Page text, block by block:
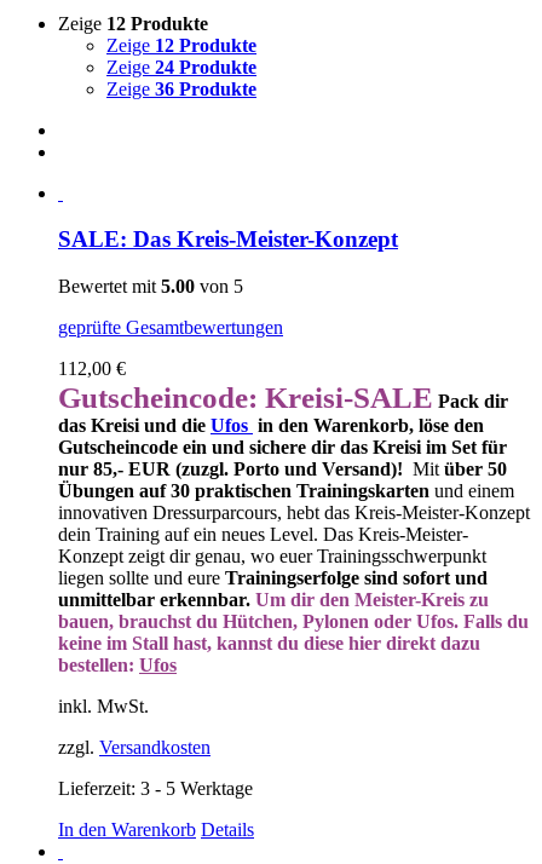
Zeige 12 Produkte
Zeige 12 Produkte
Zeige 24 Produkte
Zeige 36 Produkte
SALE: Das Kreis-Meister-Konzept
Bewertet mit 5.00 von 5
geprüfte Gesamtbewertungen
112,00 €
Gutscheincode: Kreisi-SALE Pack dir
das Kreisi und die Ufos in den Warenkorb, löse den
Gutscheincode ein und sichere dir das Kreisi im Set für
nur 85,- EUR (zuzgl. Porto und Versand)! Mit über 50
Übungen auf 30 praktischen Trainingskarten und einem
innovativen Dressurparcours, hebt das Kreis-Meister-Konzept
dein Training auf ein neues Level. Das Kreis-Meister-
Konzept zeigt dir genau, wo euer Trainingsschwerpunkt
liegen sollte und eure Trainingserfolge sind sofort und
unmittelbar erkennbar. Um dir den Meister-Kreis zu
bauen, brauchst du Hütchen, Pylonen oder Ufos. Falls du
keine im Stall hast, kannst du diese hier direkt dazu
bestellen: Ufos
inkl. MwSt.
zzgl. Versandkosten
Lieferzeit: 3 - 5 Werktage
In den Warenkorb Details